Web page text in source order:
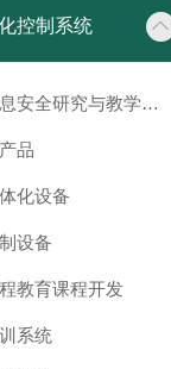
控制系统
工控信息安全研究与教学仿真系统
品
化设备
设备
教育课程开发
系统